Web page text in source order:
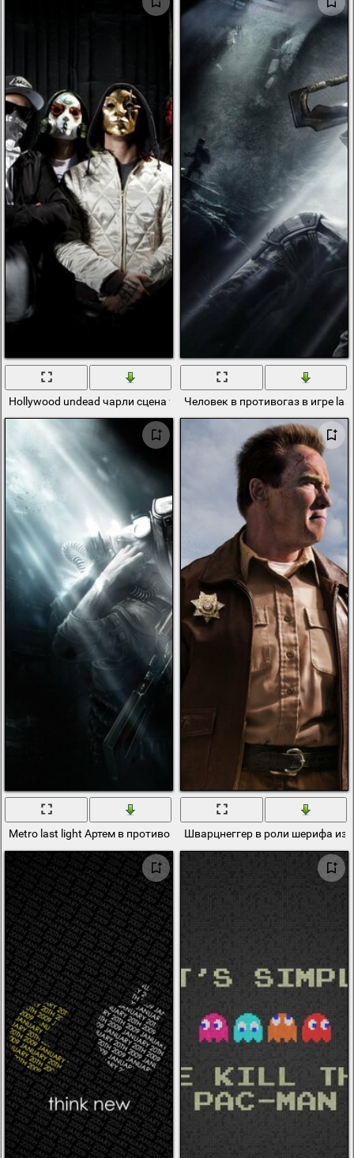
Hollywood undead чарли сцена funny manЧеловек в противогаз в игре
Metro last light Артем в противогазеШварцнеггер в роли шерифа из